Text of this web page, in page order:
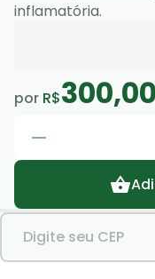
inflamatória.
por R$300,00
Digite seu CEP